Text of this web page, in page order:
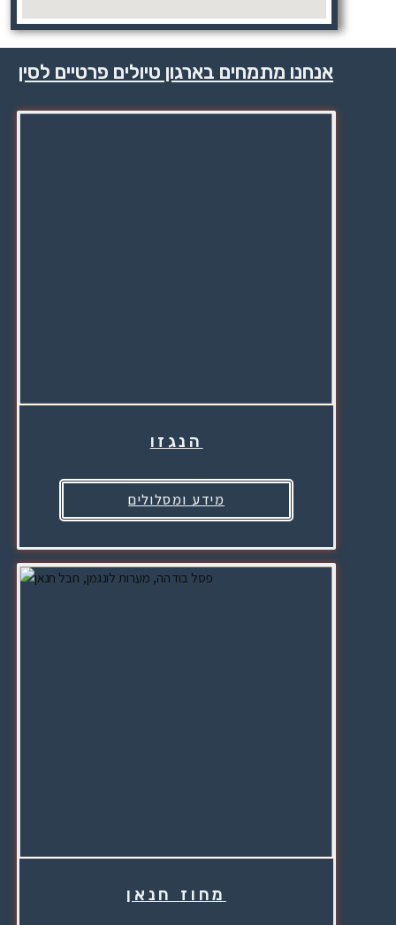
אנחנו מתמחים בארגון טיולים פרטיים לסין
הנגזו
מידע ומסלולים
מחוז חנאן